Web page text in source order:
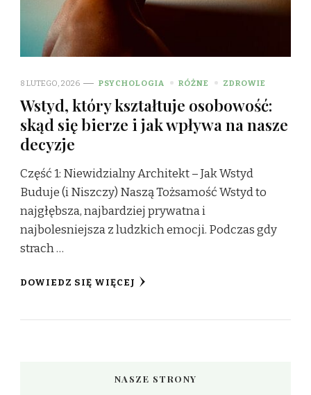
8 LUTEGO, 2026 PSYCHOLOGIA RÓŻNE ZDROWIE
Wstyd, który kształtuje osobowość:
skąd się bierze i jak wpływa na nasze
decyzje
Część 1: Niewidzialny Architekt – Jak Wstyd
Buduje (i Niszczy) Naszą Tożsamość Wstyd to
najgłębsza, najbardziej prywatna i
najbolesniejsza z ludzkich emocji. Podczas gdy
strach …
DOWIEDZ SIĘ WIĘCEJ
NASZE STRONY